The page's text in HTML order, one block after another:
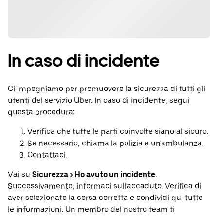
In caso di incidente
Ci impegniamo per promuovere la sicurezza di tutti gli
utenti del servizio Uber. In caso di incidente, segui
questa procedura:
Verifica che tutte le parti coinvolte siano al sicuro.
Se necessario, chiama la polizia e un'ambulanza.
Contattaci.
Vai su Sicurezza > Ho avuto un incidente.
Successivamente, informaci sull'accaduto. Verifica di
aver selezionato la corsa corretta e condividi qui tutte
le informazioni. Un membro del nostro team ti